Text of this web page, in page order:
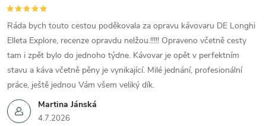
Martina Jánská
4.7.2026
Ráda bych touto cestou poděkovala za opravu kávovaru DE Longhi
Elleta Explore, recenze opravdu nelžou.!!!!! Opraveno včetně cesty
tam i zpět bylo do jednoho týdne. Kávovar je opět v perfektním
stavu a káva včetně pěny je vynikající. Milé jednání, profesionální
práce, ještě jednou Vám všem veliký dík.